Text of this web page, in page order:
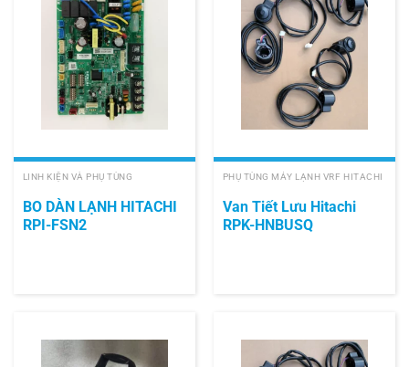
LINH KIỆN VÀ PHỤ TÙNG
BO DÀN LẠNH HITACHI
RPI-FSN2
PHỤ TÙNG MÁY LẠNH VRF HITACHI
Van Tiết Lưu Hitachi
RPK-HNBUSQ